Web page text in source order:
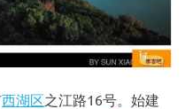
西湖区之江路16号。始建